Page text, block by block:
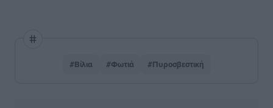
#Βίλια #Φωτιά #Πυροσβεστική